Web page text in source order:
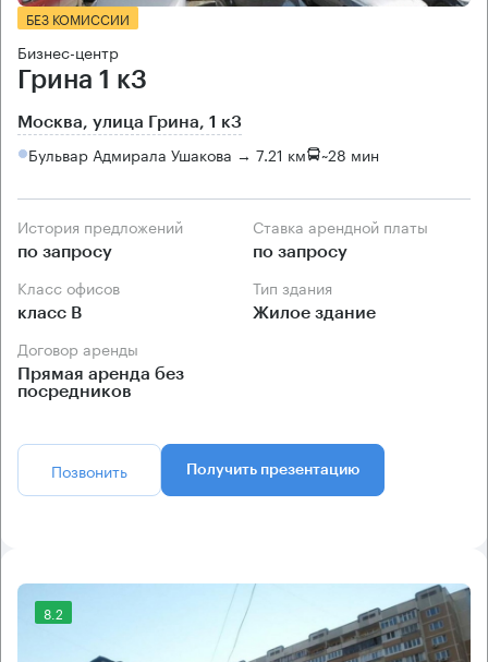
БЕЗ КОМИССИИ
Бизнес-центр
Грина 1 к3
Москва, улица Грина, 1 к3
Бульвар Адмирала Ушакова → 7.21 км ~28 мин
История предложений
по запросу
Ставка арендной платы
по запросу
Класс офисов
класс B
Тип здания
Жилое здание
Договор аренды
Прямая аренда без
посредников
Позвонить Получить презентацию
8.2